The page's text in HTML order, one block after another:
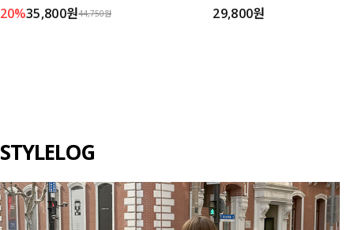
20%35,800원44,750원 29,800원
STYLELOG